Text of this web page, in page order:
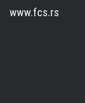
www.fcs.rs